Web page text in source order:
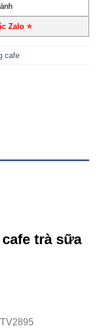
Zalo ⭐
cafe
trà sữa